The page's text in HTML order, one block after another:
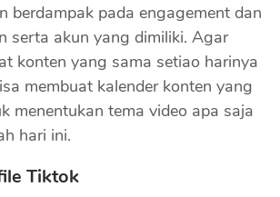
berdampak pada engagement dan
serta akun yang dimiliki. Agar
konten yang sama setiao harinya
membuat kalender konten yang
menentukan tema video apa saja
hari ini.
Tiktok